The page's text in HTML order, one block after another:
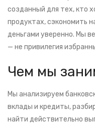
созданный для тех, кто
продуктах, сэкономить
деньгами уверенно. Мы
— не привилегия
Чем мы
Мы анализируем
вклады и кредиты,
найти действительно